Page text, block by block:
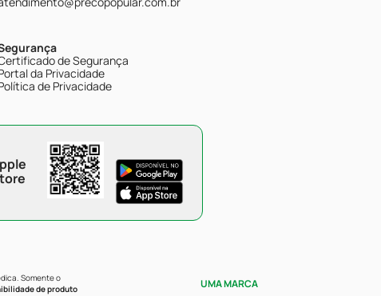
de Segurança
da Privacidade
de Privacidade
Somente o
de produto
UMA MARCA